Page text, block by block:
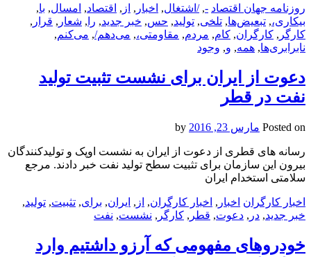
روزنامه جهان اقتصاد -
,/اشتغال, اخبار , از , اقتصاد, امسال, با,
بیکاری،, تبعیض‌ها, تلخی, تولید, حس, خبر جدید, را , شعار , قرار ,
کارگر , کارگران, کام, مردم, مقاومتی،, می‌دهم/, می‌کنم,
نابرابری‌ها, همه, و, وجود
دعوت از ایران برای نشست تثبیت تولید
نفت در قطر
Posted on مارس 23, 2016
رسانه های قطری از دعوت از ایران به نشست اوپک و تولیدکنندگان
بیرون این سازمان برای تثبیت سطح تولید نفت خبر دادند. مرجع
سلامتی استخدام ایران
اخبار کارگران اخبار , اخبار کارگران, از , ایران, برای, تثبیت, تولید,
خبر جدید, در , دعوت, قطر , کارگر , نشست, نفت
خودروهای مفهومی که آرزو داشتیم وارد